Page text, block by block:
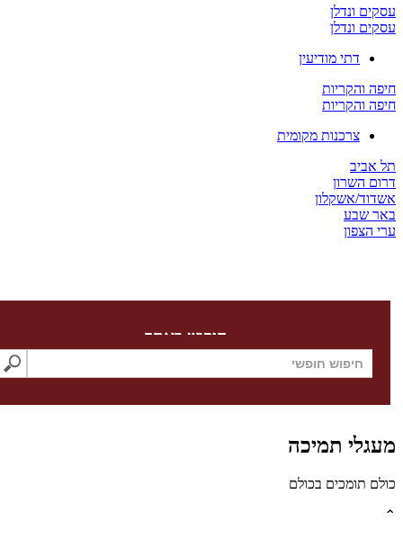
ונדלן
ונדלן
דתי מודיעין
והקריות
והקריות
צרכנות מקומית
אביב
השרון
אשקלון
שבע
הצפון
חיפוש באתר
תמיכה
תומכים בכולם